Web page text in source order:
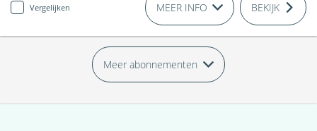
Vergelijken MEER INFO BEKIJK
Meer abonnementen